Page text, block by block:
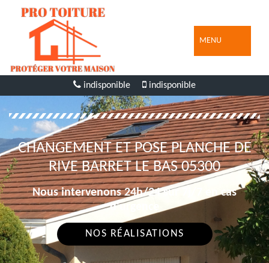
MENU
indisponible indisponible
CHANGEMENT ET POSE PLANCHE DE
RIVE BARRET LE BAS 05300
Nous intervenons 24h/24 sur 7j/7 en cas
d'urgence
NOS RÉALISATIONS